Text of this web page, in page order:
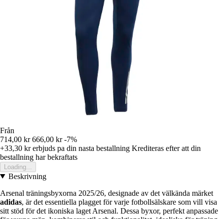
Från
714,00 kr 666,00 kr -7%
+33,30 krerbjuds pa din nasta bestallning Krediteras efter att din
bestallning har bekraftats
Loading...
Beskrivning
Arsenal träningsbyxorna 2025/26, designade av det välkända märket
adidas, är det essentiella plagget för varje fotbollsälskare som vill visa
sitt stöd för det ikoniska laget Arsenal. Dessa byxor, perfekt anpassade